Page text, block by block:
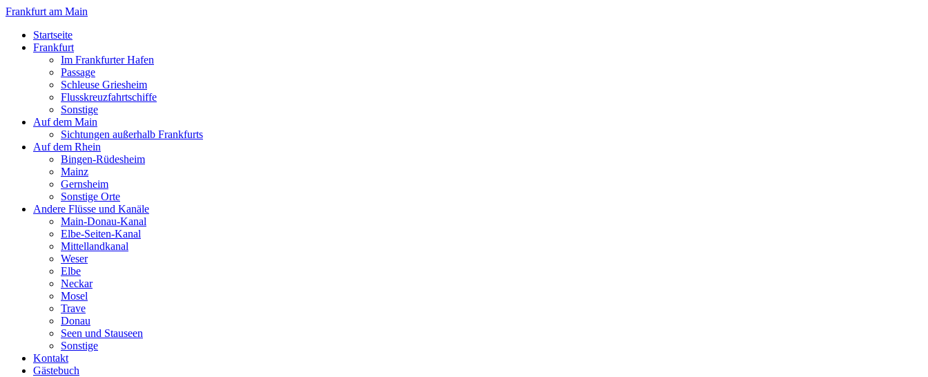
Frankfurt am Main
Startseite
Frankfurt
Im Frankfurter Hafen
Passage
Schleuse Griesheim
Flusskreuzfahrtschiffe
Sonstige
Auf dem Main
Sichtungen außerhalb Frankfurts
Auf dem Rhein
Bingen-Rüdesheim
Mainz
Gernsheim
Sonstige Orte
Andere Flüsse und Kanäle
Main-Donau-Kanal
Elbe-Seiten-Kanal
Mittellandkanal
Weser
Elbe
Neckar
Mosel
Trave
Donau
Seen und Stauseen
Sonstige
Kontakt
Gästebuch